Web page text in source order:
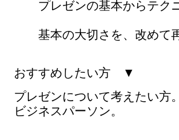
ゼンの基本からテクニッ
の大切さを、改めて再
すすめしたい方 ▼
ゼンについて考えたい方
ネスパーソン。